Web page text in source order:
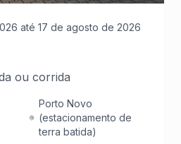
até 17 de agosto de 2026
ou corrida
Porto Novo
(estacionamento de
terra batida)